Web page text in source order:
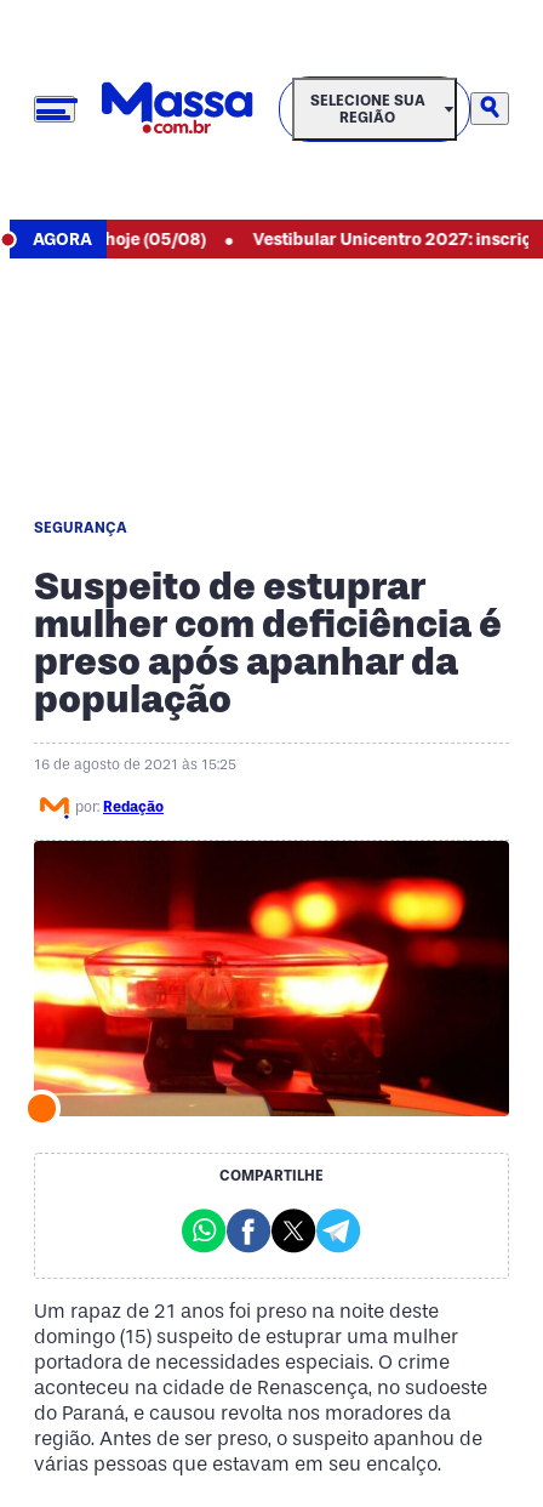
SELECIONE SUA REGIÃO
SELECIONE SUA
REGIÃO
AGORA
6089 de hoje (05/08) • Vestibular Unicentro 2027: inscrições
SEGURANÇA
Suspeito de estuprar
mulher com deficiência é
preso após apanhar da
população
16 de agosto de 2021 às 15:25
por: Redação
COMPARTILHE
Um rapaz de 21 anos foi preso na noite deste
domingo (15) suspeito de estuprar uma mulher
portadora de necessidades especiais. O crime
aconteceu na cidade de Renascença, no sudoeste
do Paraná, e causou revolta nos moradores da
região. Antes de ser preso, o suspeito apanhou de
várias pessoas que estavam em seu encalço.